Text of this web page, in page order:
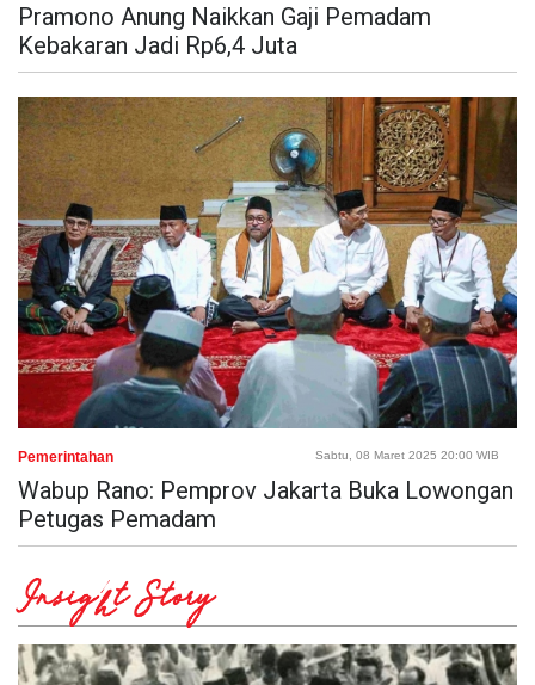
Pramono Anung Naikkan Gaji Pemadam
Kebakaran Jadi Rp6,4 Juta
Pemerintahan Sabtu, 08 Maret 2025 20:00 WIB
Wabup Rano: Pemprov Jakarta Buka Lowongan
Petugas Pemadam
Insight Story